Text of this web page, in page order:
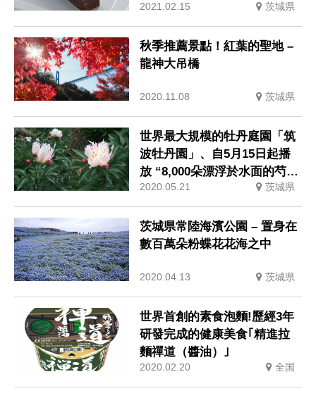
的”巧克力蛋糕”大獲好評
2021.02.15 茨城県
秋季推薦景點！紅葉的聖地 –
龍神大吊橋
2020.11.08 茨城県
世界最大規模的牡丹庭園「筑
波牡丹園」、自5月15日起播
放 “8,000朵漂浮於水面的芍藥
花”影片共享！
2020.05.21 茨城県
茨城県常陸海濱公園 – 置身在
數百萬朵粉蝶花花海之中
2020.04.13 茨城県
世界首創的素食泡麵!歷經3年
研發完成的健康美食｢精進拉
麵禪道（醬油）｣
2020.02.20 全国